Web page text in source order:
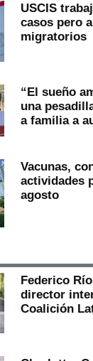
USCIS
casos pero
migratorios
“El sueño
una
a familia a
Vacunas,
actividades
agosto
Federico
director
Coalición